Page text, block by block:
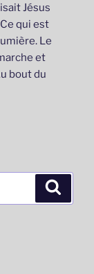
Jésus
qui est
Le
et
bout du